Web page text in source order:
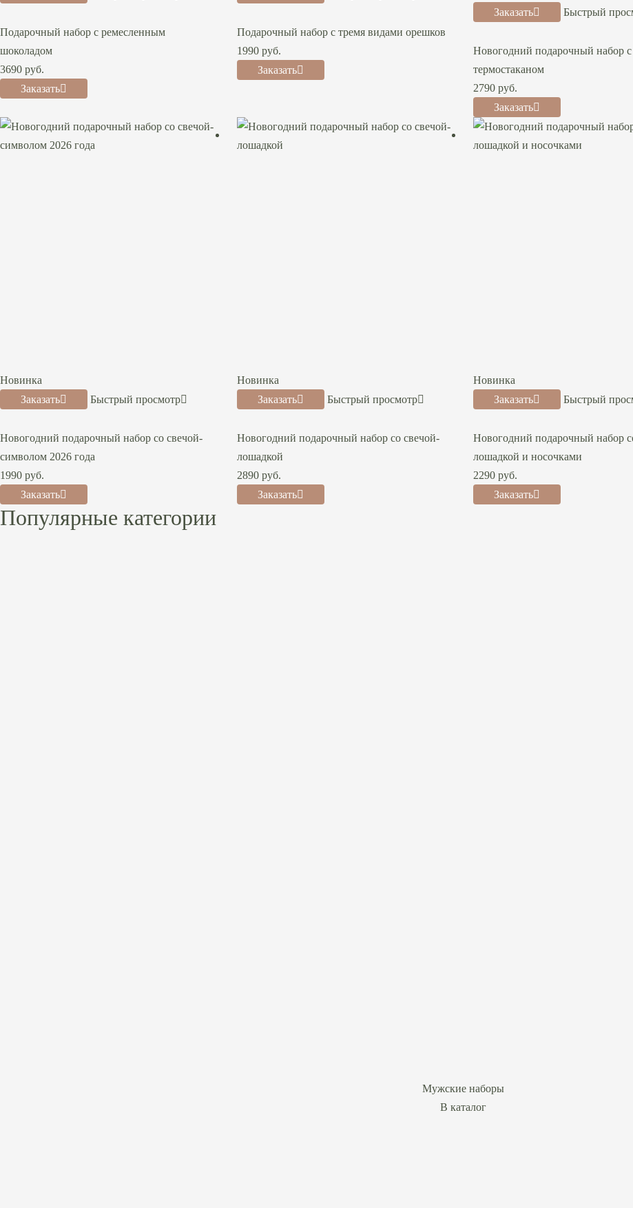
Подарочный набор с ремесленным
шоколадом
3690 руб.
Заказать
Подарочный набор с тремя видами орешков
1990руб.
Заказать
Заказать
Быстрый
Новогодний подарочный набор с
термостаканом
2790 руб.
Заказать
Новинка
Заказать
Быстрый просмотр
Новогодний подарочный набор со свечой-
символом 2026 года
1990 руб.
Заказать
Новинка
Заказать
Быстрый просмотр
Новогодний подарочный набор со свечой-
лошадкой
2890руб.
Заказать
Новинка
Заказать
Быстрый
Новогодний подарочный набор
лошадкой и носочками
2290 руб.
Заказать
Популярные категории
Мужские наборы
В каталог